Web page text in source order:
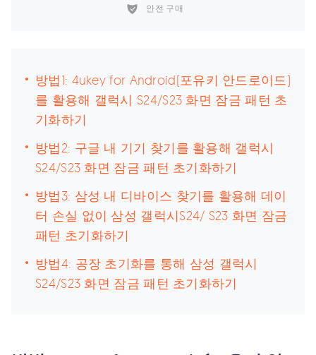
안전 구매
방법1: 4ukey for Android(포유키 안드로이드)
를 활용해 갤럭시 S24/S23 화면 잠금 패턴 초
기화하기
방법2: 구글 내 기기 찾기를 활용해 갤럭시
S24/S23 화면 잠금 패턴 초기화하기
방법3: 삼성 내 디바이스 찾기를 활용해 데이
터 손실 없이 삼성 갤럭시S24/ S23 화면 잠금
패턴 초기화하기
방법4: 공장 초기화를 통해 삼성 갤럭시
S24/S23 화면 잠금 패턴 초기화하기